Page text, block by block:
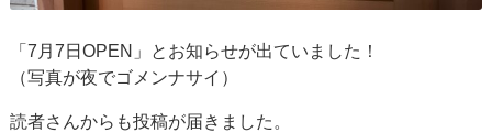
「7月7日OPEN」とお知らせが出ていました！
（写真が夜でゴメンナサイ）
読者さんからも投稿が届きました。